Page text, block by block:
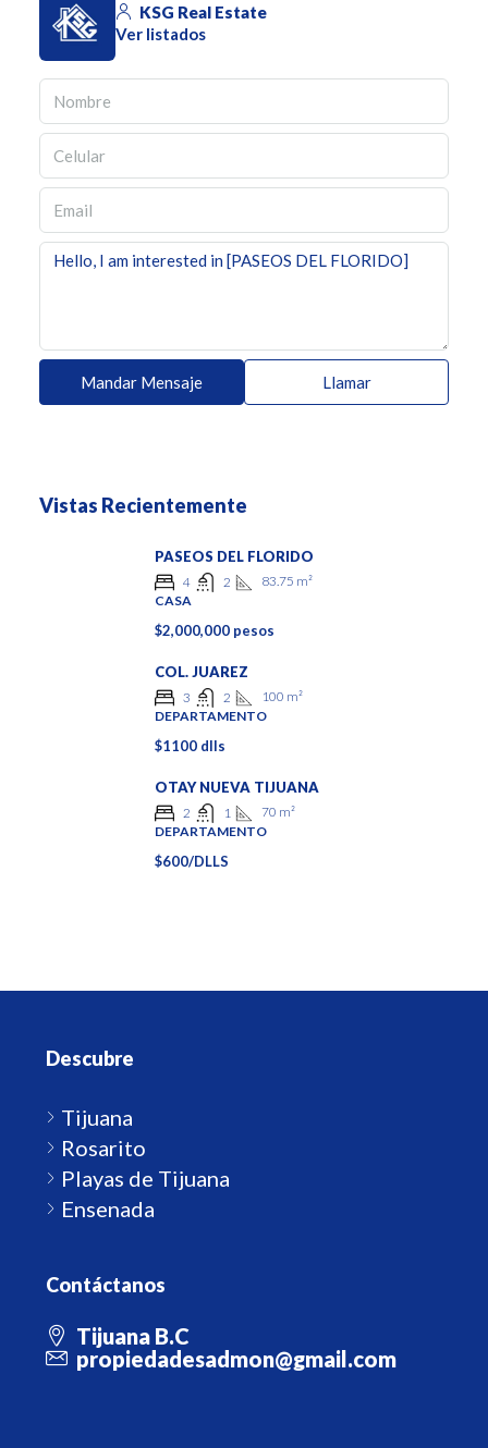
KSG Real Estate
Ver listados
Mandar Mensaje Llamar
Vistas Recientemente
PASEOS DEL FLORIDO
4 2 83.75 m²
CASA
$2,000,000 pesos
COL. JUAREZ
3 2 100 m²
DEPARTAMENTO
$1100 dlls
OTAY NUEVA TIJUANA
2 1 70 m²
DEPARTAMENTO
$600/DLLS
Descubre
Tijuana
Rosarito
Playas de Tijuana
Ensenada
Contáctanos
Tijuana B.C
propiedadesadmon@gmail.com